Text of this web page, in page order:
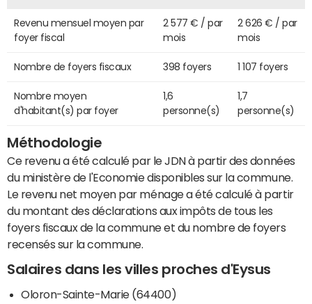
Revenu mensuel moyen par
foyer fiscal
2 577 € / par
mois
2 626 € / par
mois
Nombre de foyers fiscaux 398 foyers 1 107 foyers
Nombre moyen
d'habitant(s) par foyer
1,6
personne(s)
1,7
personne(s)
Méthodologie
Ce revenu a été calculé par le JDN à partir des données
du ministère de l'Economie disponibles sur la commune.
Le revenu net moyen par ménage a été calculé à partir
du montant des déclarations aux impôts de tous les
foyers fiscaux de la commune et du nombre de foyers
recensés sur la commune.
Salaires dans les villes proches d'Eysus
Oloron-Sainte-Marie (64400)